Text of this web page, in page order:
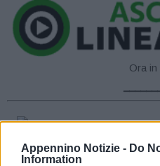
Appennino Notizie - Do
Information
Ora in
Nuvolosità irregolare con ampie